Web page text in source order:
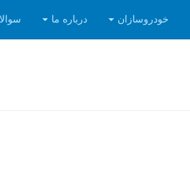
خودروسازان درباره ما